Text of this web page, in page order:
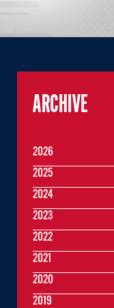
ARCHIVE
2026
2025
2024
2023
2022
2021
2020
2019